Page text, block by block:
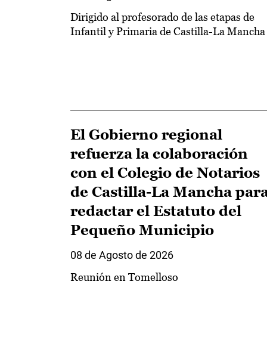
Dirigido al profesorado de las etapas de
Infantil y Primaria de Castilla-La Mancha
El Gobierno regional
refuerza la colaboración
con el Colegio de Notarios
de Castilla-La Mancha
redactar el Estatuto del
Pequeño Municipio
08 de Agosto de 2026
Reunión en Tomelloso